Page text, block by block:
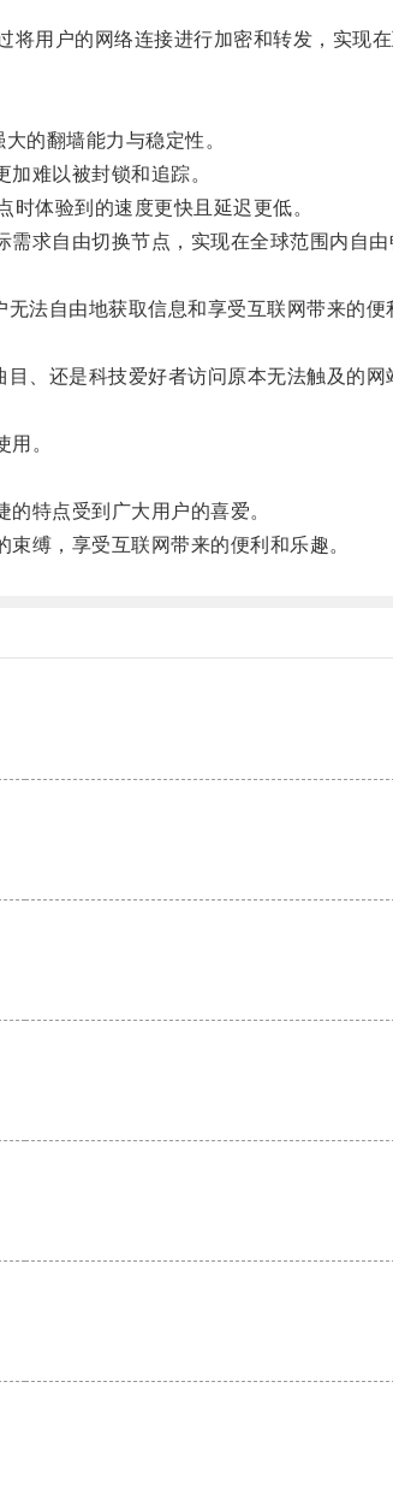
户的网络连接进行加密和转发，实现在
的翻墙能力与稳定性。
难以被封锁和追踪。
体验到的速度更快且延迟更低。
自由切换节点，实现在全球范围内自由
自由地获取信息和享受互联网带来的便
还是科技爱好者访问原本无法触及的网
。
特点受到广大用户的喜爱。
缚，享受互联网带来的便利和乐趣。